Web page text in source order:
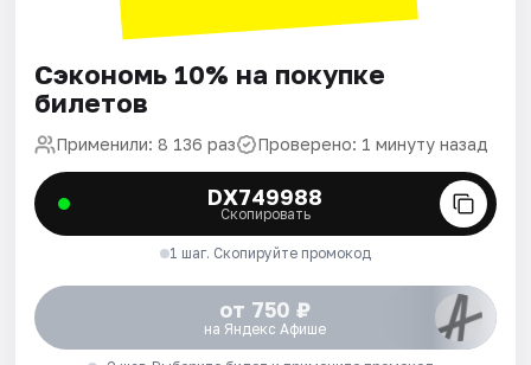
Сэкономь 10% на покупке
билетов
Применили: 8 136 раз Проверено: 1 минуту назад
DX749988
Скопировать
1 шаг. Скопируйте промокод
от 750 ₽
на Яндекс Афише